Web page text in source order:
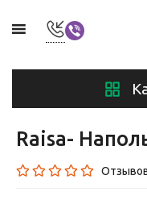
Raisa-